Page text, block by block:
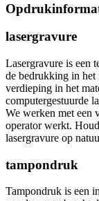
lasergravure
Lasergravure is een
de bedrukking in het
verdieping in het
computergestuurde
We werken met een
operator werkt.
lasergravure op
tampondruk
Tampondruk is een